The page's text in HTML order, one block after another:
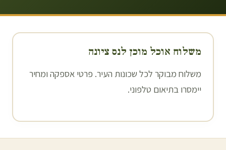
משלוח אוכל מוכן לנס ציונה
משלוח מבוקר לכל שכונות העיר. פרטי אספקה ומחיר
יימסרו בתיאום טלפוני.